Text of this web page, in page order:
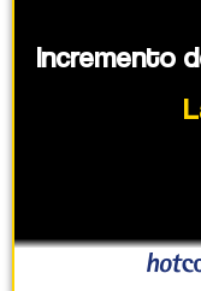
Incremento